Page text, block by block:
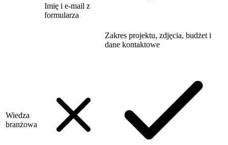
Imię i e-mail z
formularza
Zakres projektu, zdjęcia, budżet i
dane kontaktowe
Wiedza
branżowa